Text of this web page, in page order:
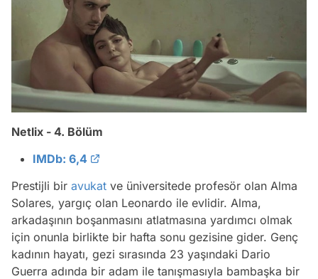
Netlix - 4. Bölüm
IMDb: 6,4
Prestijli bir avukat ve üniversitede profesör olan Alma
Solares, yargıç olan Leonardo ile evlidir. Alma,
arkadaşının boşanmasını atlatmasına yardımcı olmak
için onunla birlikte bir hafta sonu gezisine gider. Genç
kadının hayatı, gezi sırasında 23 yaşındaki Dario
Guerra adında bir adam ile tanışmasıyla bambaşka bir